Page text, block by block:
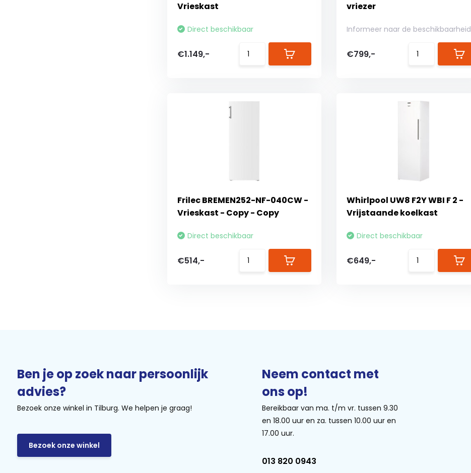
Vrieskast
Direct beschikbaar
€1.149,-
vriezer
Informeer naar de beschikbaarheid
€799,-
Frilec BREMEN252-NF-040CW -
Vrieskast - Copy - Copy
Direct beschikbaar
€514,-
Whirlpool UW8 F2Y WBI F 2 -
Vrijstaande koelkast
Direct beschikbaar
€649,-
Ben je op zoek naar persoonlijk
advies?
Bezoek onze winkel in Tilburg. We helpen je graag!
Bezoek onze winkel
Neem contact met
ons op!
Bereikbaar van ma. t/m vr. tussen 9.30
en 18.00 uur en za. tussen 10.00 uur en
17.00 uur.
013 820 0943